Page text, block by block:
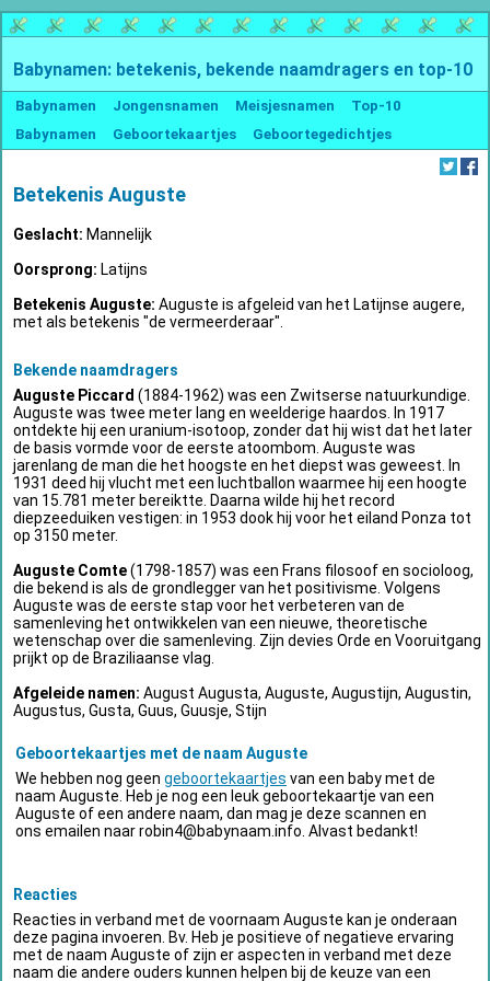
Babynamen: betekenis, bekende naamdragers en top-10
Babynamen Jongensnamen Meisjesnamen
Top-10
Babynamen
Geboortekaartjes Geboortegedichtjes
Betekenis Auguste
Geslacht: Mannelijk
Oorsprong: Latijns
Betekenis Auguste: Auguste is afgeleid van het Latijnse augere,
met als betekenis "de vermeerderaar".
Bekende naamdragers
Auguste Piccard (1884-1962) was een Zwitserse natuurkundige.
Auguste was twee meter lang en weelderige haardos. In 1917
ontdekte hij een uranium-isotoop, zonder dat hij wist dat het later
de basis vormde voor de eerste atoombom. Auguste was
jarenlang de man die het hoogste en het diepst was geweest. In
1931 deed hij vlucht met een luchtballon waarmee hij een hoogte
van 15.781 meter bereiktte. Daarna wilde hij het record
diepzeeduiken vestigen: in 1953 dook hij voor het eiland Ponza tot
op 3150 meter.
Auguste Comte(1798-1857) was een Frans filosoof en socioloog,
die bekend is als de grondlegger van het positivisme. Volgens
Auguste was de eerste stap voor het verbeteren van de
samenleving het ontwikkelen van een nieuwe, theoretische
wetenschap over die samenleving. Zijn devies Orde en Vooruitgang
prijkt op de Braziliaanse vlag.
Afgeleide namen: August Augusta, Auguste, Augustijn, Augustin,
Augustus, Gusta, Guus, Guusje, Stijn
Geboortekaartjes met de naam Auguste
We hebben nog geen geboortekaartjes van een baby met de
naam Auguste. Heb je nog een leuk geboortekaartje van een
Auguste of een andere naam, dan mag je deze scannen en
ons emailen naarrobin4@babynaam.info . Alvast bedankt!
Reacties
Reacties in verband met de voornaam Auguste kan je onderaan
deze pagina invoeren. Bv. Heb je positieve of negatieve ervaring
met de naam Auguste of zijn er aspecten in verband met deze
naam die andere ouders kunnen helpen bij de keuze van een